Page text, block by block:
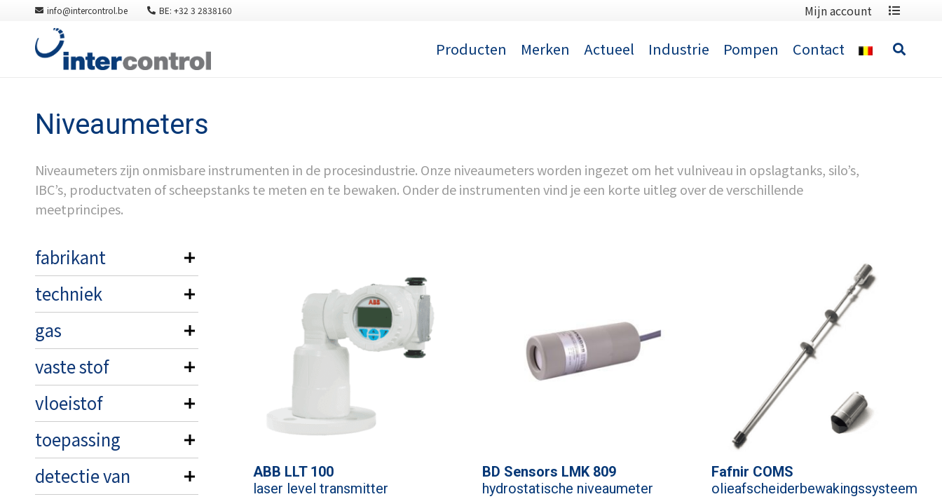
info@intercontrol.be BE: +32 3 2838160 Mijn account
Producten Merken Actueel Industrie Pompen Contact
Niveaumeters
Niveaumeters zijn onmisbare instrumenten in de procesindustrie. Onze niveaumeters worden ingezet om het vulniveau in opslagtanks, silo’s,
IBC’s, productvaten of scheepstanks te meten en te bewaken. Onder de instrumenten vind je een korte uitleg over de verschillende
meetprincipes.
fabrikant
techniek
gas
vaste stof
vloeistof
toepassing
detectie van
ABB LLT 100
laser level transmitter
BD Sensors LMK 809
hydrostatische niveaumeter
Fafnir COMS
olieafscheiderbewakingssysteem